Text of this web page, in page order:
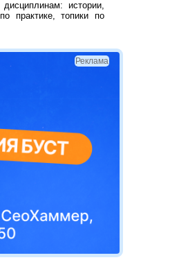
истории,
практике, топики по
Реклама